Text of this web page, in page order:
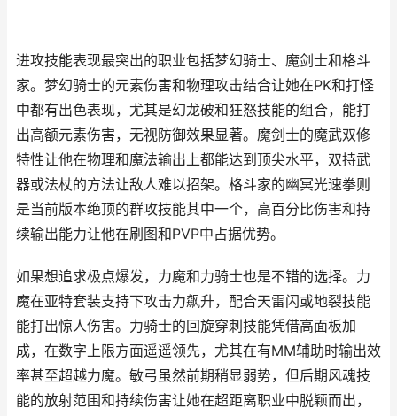
进攻技能表现最突出的职业包括梦幻骑士、魔剑士和格斗
家。梦幻骑士的元素伤害和物理攻击结合让她在PK和打怪
中都有出色表现，尤其是幻龙破和狂怒技能的组合，能打
出高额元素伤害，无视防御效果显著。魔剑士的魔武双修
特性让他在物理和魔法输出上都能达到顶尖水平，双持武
器或法杖的方法让敌人难以招架。格斗家的幽冥光速拳则
是当前版本绝顶的群攻技能其中一个，高百分比伤害和持
续输出能力让他在刷图和PVP中占据优势。
如果想追求极点爆发，力魔和力骑士也是不错的选择。力
魔在亚特套装支持下攻击力飙升，配合天雷闪或地裂技能
能打出惊人伤害。力骑士的回旋穿刺技能凭借高面板加
成，在数字上限方面遥遥领先，尤其在有MM辅助时输出效
率甚至超越力魔。敏弓虽然前期稍显弱势，但后期风魂技
能的放射范围和持续伤害让她在超距离职业中脱颖而出，